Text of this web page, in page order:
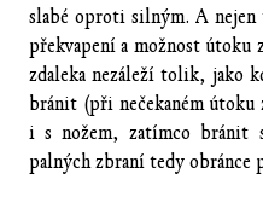
slabé oproti silným. A nejen
překvapení a možnost útoku
zdaleka nezáleží tolik, jako
bránit (při nečekaném útoku
i s nožem, zatímco bránit
palných zbraní tedy obránce